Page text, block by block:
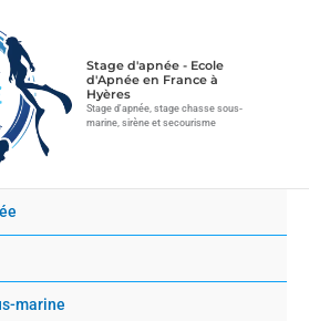
Stage d'apnée - Ecole
d'Apnée en France à
Hyères
Stage d'apnée, stage chasse sous-
marine, sirène et secourisme
marine